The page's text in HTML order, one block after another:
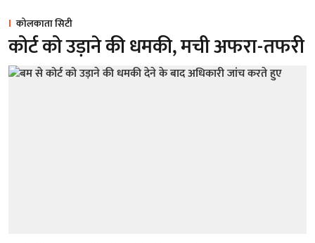
कोलकाता सिटी
कोर्ट को उड़ाने की धमकी, मची अफरा-तफरी